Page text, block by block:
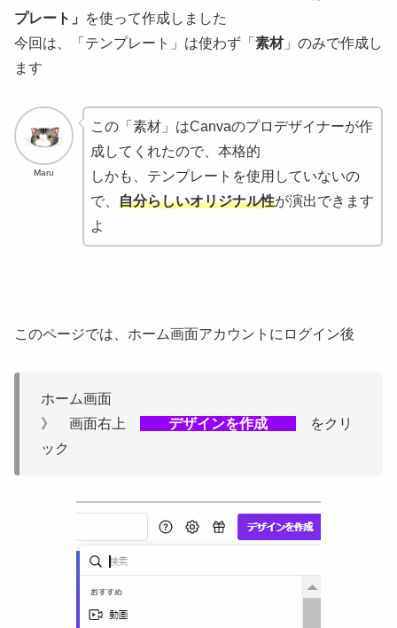
プレート」
を使って作成しました
今回は、「テンプレート」は使わず「 素材」のみで作成し
ます
Maru
この「素材」はCanvaのプロデザイナーが作
成してくれたので、本格的
しかも、テンプレートを使用していないの
で、 自分らしいオリジナル性が演出できます
よ
このページでは、ホーム画面アカウントにログイン後
ホーム画面
》 画面右上
デザインを作成
をクリ
ック